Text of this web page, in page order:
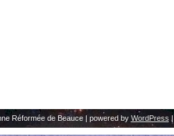
Réformée de Beauce | powered by WordPress